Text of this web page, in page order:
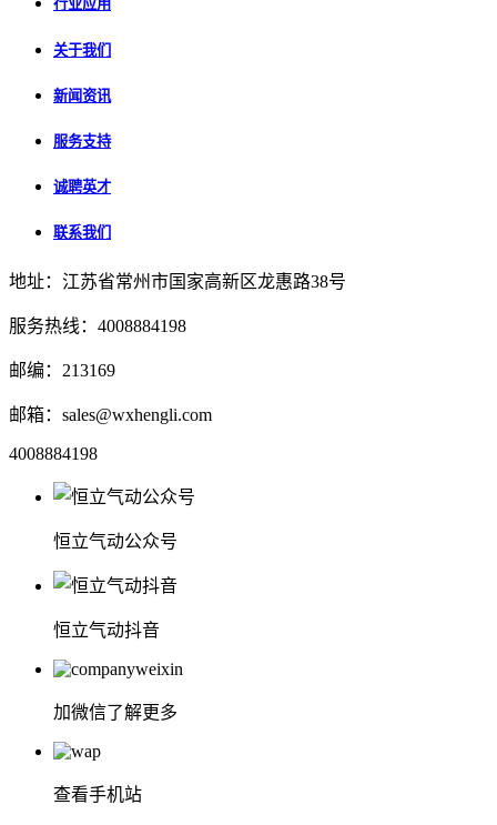
行业应用
关于我们
新闻资讯
服务支持
诚聘英才
联系我们
地址：江苏省常州市国家高新区龙惠路38号
服务热线：4008884198
邮编：213169
邮箱：sales@wxhengli.com
4008884198
恒立气动公众号
恒立气动抖音
加微信了解更多
查看手机站